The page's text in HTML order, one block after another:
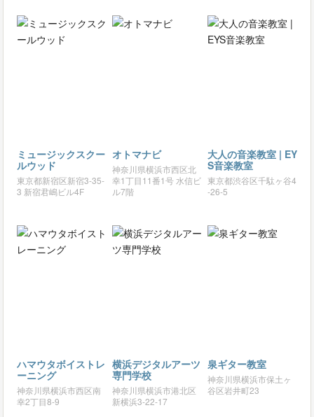
ミュージックスクー
ルウッド
東京都新宿区新宿3-35-
3 新宿君嶋ビル4F
オトマナビ
神奈川県横浜市西区北
幸1丁目11番1号 水信ビ
ル7階
大人の音楽教室 | EY
S音楽教室
東京都渋谷区千駄ヶ谷4
-26-5
ハマウタボイストレ
ーニング
神奈川県横浜市西区南
幸2丁目8-9
横浜デジタルアーツ
専門学校
神奈川県横浜市港北区
新横浜3-22-17
泉ギター教室
神奈川県横浜市保土ヶ
谷区岩井町23